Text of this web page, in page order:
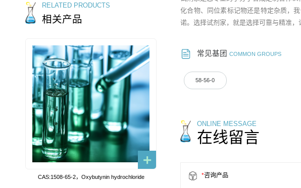
RELATED PRODUCTS
相关产品
CAS:1508-65-2，Oxybutynin hydrochloride
化合物、同位素标记物还是特定杂质，
诺。选择试剂家，就是选择可靠与精准
常见基团COMMON GROUPS
58-56-0
ONLINE MESSAGE
在线留言
*咨询产品